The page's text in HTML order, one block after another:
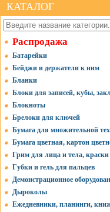
КАТАЛОГ
Распродажа
Батарейки
Бейджи и держатели к ним
Бланки
Блоки для записей, кубы,
Блокноты
Брелоки для ключей
Бумага для множительной
Бумага цветная, картон
Грим для лица и тела, краски
Губки и гель для пальцев
Демонстрационное
Дыроколы
Ежедневники, планинги,